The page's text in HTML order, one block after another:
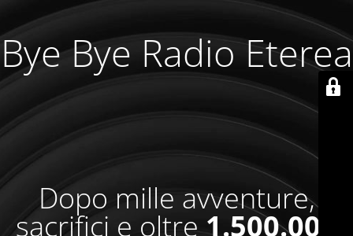
Bye Bye Radio Eterea
Dopo mille avventure,
sacrifici e oltre1.500.000